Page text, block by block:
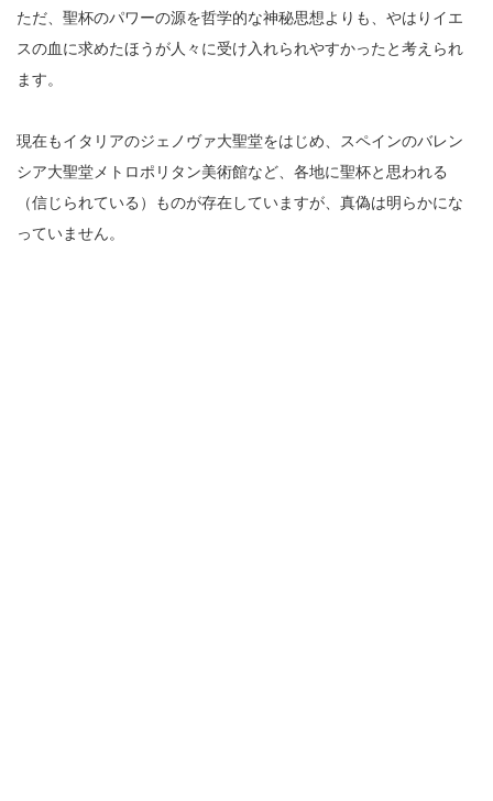
ただ、聖杯のパワーの源を哲学的な神秘思想よりも、やはりイエ
スの血に求めたほうが人々に受け入れられやすかったと考えられ
ます。
現在もイタリアのジェノヴァ大聖堂をはじめ、スペインのバレン
シア大聖堂メトロポリタン美術館など、各地に聖杯と思われる
（信じられている）ものが存在していますが、真偽は明らかにな
っていません。